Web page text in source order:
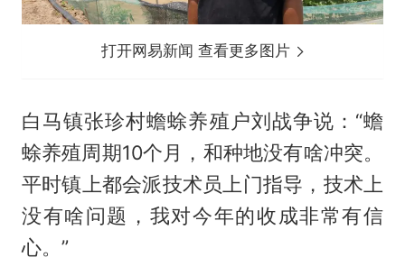
打开网易新闻 查看更多图片
白马镇张珍村蟾蜍养殖户刘战争说：“蟾
蜍养殖周期10个月，和种地没有啥冲突。
平时镇上都会派技术员上门指导，技术上
没有啥问题，我对今年的收成非常有信
心。”